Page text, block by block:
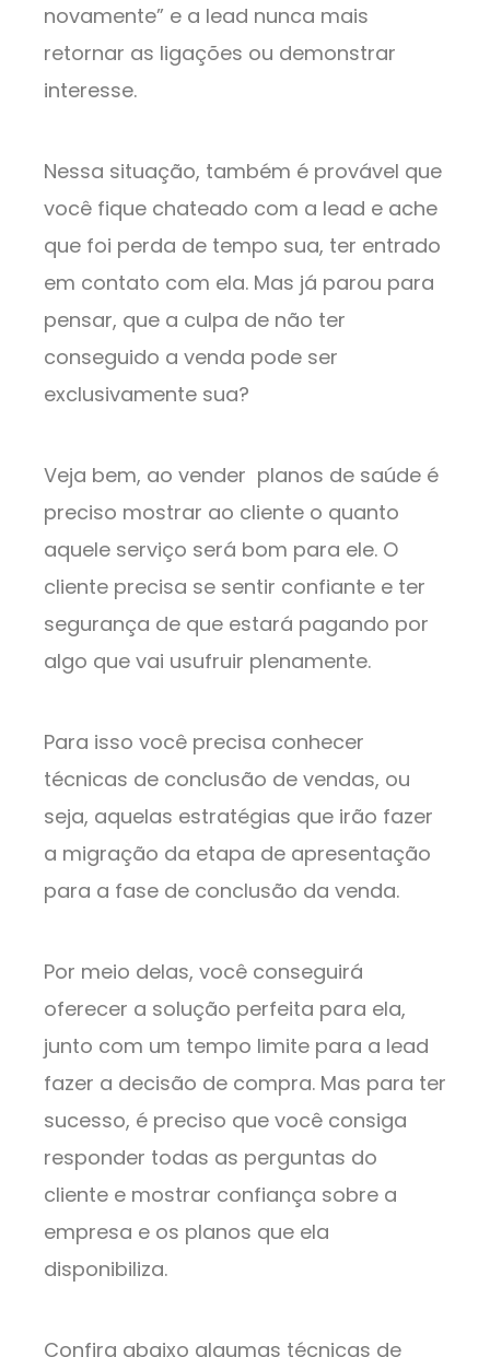
novamente” e a lead nunca mais
retornar as ligações ou demonstrar
interesse.
Nessa situação, também é provável que
você fique chateado com a lead e ache
que foi perda de tempo sua, ter entrado
em contato com ela. Mas já parou para
pensar, que a culpa de não ter
conseguido a venda pode ser
exclusivamente sua?
Veja bem, ao vender planos de saúde é
preciso mostrar ao cliente o quanto
aquele serviço será bom para ele. O
cliente precisa se sentir confiante e ter
segurança de que estará pagando por
algo que vai usufruir plenamente.
Para isso você precisa conhecer
técnicas de conclusão de vendas, ou
seja, aquelas estratégias que irão fazer
a migração da etapa de apresentação
para a fase de conclusão da venda.
Por meio delas, você conseguirá
oferecer a solução perfeita para ela,
junto com um tempo limite para a lead
fazer a decisão de compra. Mas para ter
sucesso, é preciso que você consiga
responder todas as perguntas do
cliente e mostrar confiança sobre a
empresa e os planos que ela
disponibiliza.
Confira abaixo algumas técnicas de